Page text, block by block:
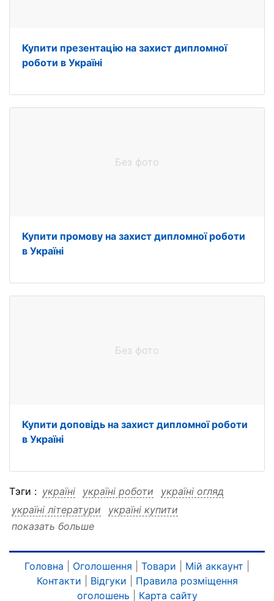
Купити презентацію на захист дипломної
роботи в Україні
Без фото
Купити промову на захист дипломної роботи
в Україні
Без фото
Купити доповідь на захист дипломної роботи
в Україні
Тэги : україні україні роботи
україні огляд
україні літератури
україні купити
україні дипломної
україні дипломної літератури
україні дипломної купити
роботи
роботи україні
показать больше
Головна Оголошення Товари Мій аккаунт
Контакти
Відгуки
Правила розміщення
оголошень
Карта сайту